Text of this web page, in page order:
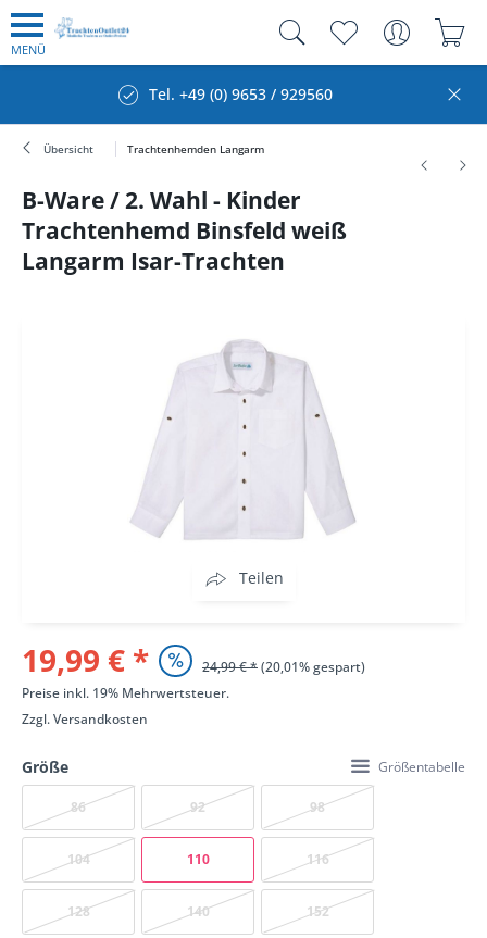
MENÜ
Tel. +49 (0) 9653 / 929560
Übersicht Trachtenhemden Langarm
B-Ware / 2. Wahl - Kinder
Trachtenhemd Binsfeld weiß
Langarm Isar-Trachten
Teilen
19,99 € * 24,99 € *(20,01% gespart)
Preise inkl. 19% Mehrwertsteuer.
Zzgl.Versandkosten
Größe Größentabelle
86 92 98
104 110 116
128 140 152